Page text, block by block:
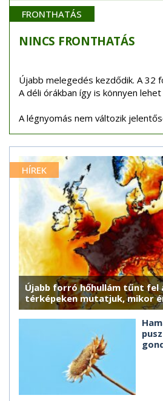
FRONTHATÁS
NINCS FRONTHATÁS
Újabb melegedés kezdődik. A 32
A déli órákban így is könnyen
A légnyomás nem változik
HÍREK
Újabb forró hőhullám tűnt fel
térképeken mutatjuk, mikor